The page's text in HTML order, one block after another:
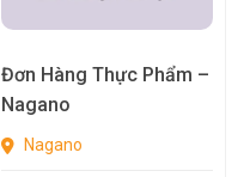
Đơn Hàng Thực Phẩm –
Nagano
Nagano